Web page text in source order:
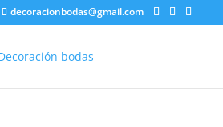
decoracionbodas@gmail.com